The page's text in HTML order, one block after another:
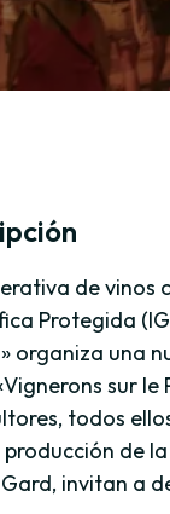
de vinos
Protegida
organiza una
sur le
todos
de
invitan a